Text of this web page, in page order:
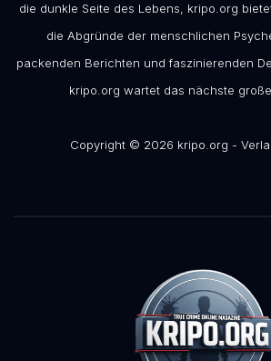
die dunkle Seite des Lebens, kripo.org
die Abgründe der menschlichen
packenden Berichten und faszinierenden
kripo.org wartet das nächste
Copyright © 2026 kripo.org -